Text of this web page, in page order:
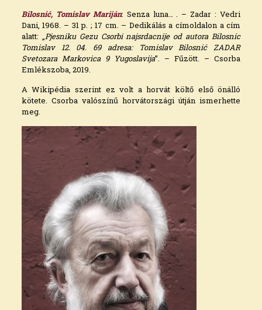
Bilosnić, Tomislav Mariján: Senza luna… . – Zadar : Vedri
Dani, 1968. – 31 p. ; 17 cm. – Dedikálás a címoldalon a cím
alatt: „
Pjesniku Gezu Csorbi najsrdacnije od autora Bilosnic
Tomislav 12. 04. 69 adresa: Tomislav Bilosnić ZADAR
Svetozara Markovica 9 Yugoslavija”. – Fűzött. – Csorba
Emlékszoba, 2019.
A Wikipédia szerint ez volt a horvát költő első önálló
kötete. Csorba valószínű horvátországi útján ismerhette
meg.